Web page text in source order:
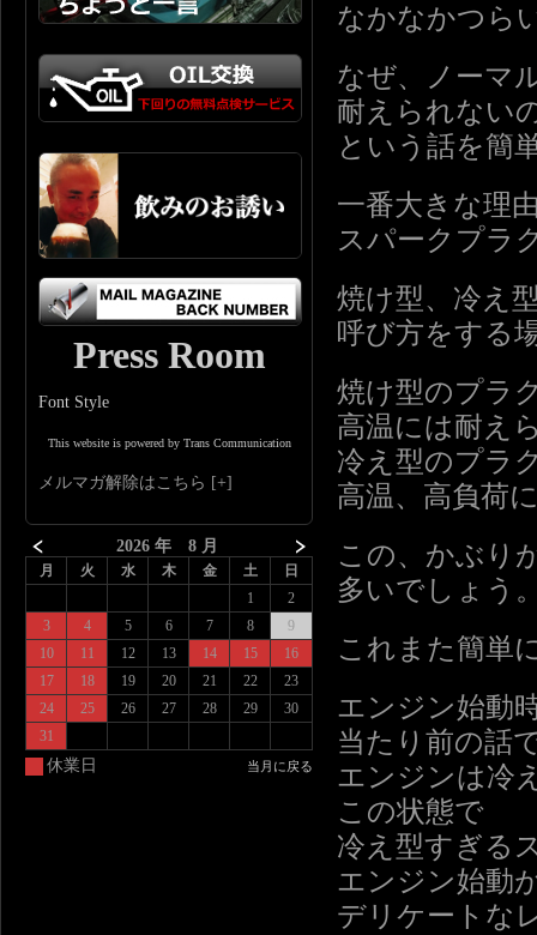
なかなかつら
なぜ、ノーマ
耐えられない
という話を簡
一番大きな理
スパークプラ
焼け型、冷え
呼び方をする
焼け型のプラ
高温には耐え
冷え型のプラ
高温、高負荷
この、かぶり
多いでしょう
これまた簡単
エンジン始動
当たり前の話
エンジンは冷
この状態で
冷え型すぎる
エンジン始動
デリケートな
Press Room
Font Style
This website is powered by Trans Communication
メルマガ解除はこちら
2026 年 8 月
月 火 水 木 金 土
日
1
2
3
4 5 6 7 8
9
10
11 12 13 14 15
16
17
18 19 20 21 22
23
24
25 26 27 28 29
30
31
休業日 当月に戻る